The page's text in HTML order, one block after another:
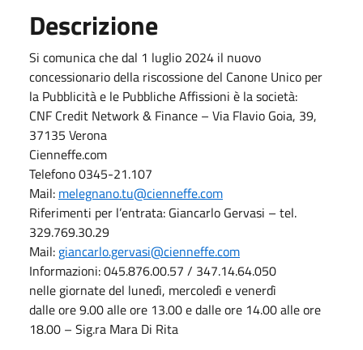
Descrizione
Si comunica che dal 1 luglio 2024 il nuovo
concessionario della riscossione del Canone Unico per
la Pubblicità e le Pubbliche Affissioni è la società:
CNF Credit Network & Finance – Via Flavio Goia, 39,
37135 Verona
Cienneffe.com
Telefono 0345-21.107
Mail: melegnano.tu@cienneffe.com
Riferimenti per l’entrata: Giancarlo Gervasi – tel.
329.769.30.29
Mail: giancarlo.gervasi@cienneffe.com
Informazioni: 045.876.00.57 / 347.14.64.050
nelle giornate del lunedì, mercoledì e venerdì
dalle ore 9.00 alle ore 13.00 e dalle ore 14.00 alle ore
18.00 – Sig.ra Mara Di Rita